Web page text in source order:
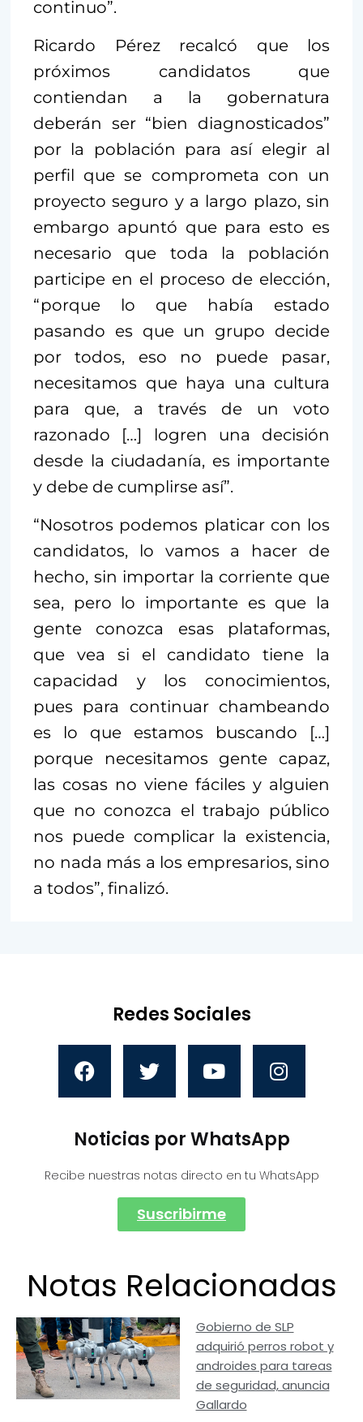
continuo”.
Ricardo Pérez recalcó que los
próximos candidatos que
contiendan a la gobernatura
deberán ser “bien diagnosticados”
por la población para así elegir al
perfil que se comprometa con un
proyecto seguro y a largo plazo, sin
embargo apuntó que para esto es
necesario que toda la población
participe en el proceso de elección,
“porque lo que había estado
pasando es que un grupo decide
por todos, eso no puede pasar,
necesitamos que haya una cultura
para que, a través de un voto
razonado […] logren una decisión
desde la ciudadanía, es importante
y debe de cumplirse así”.
“Nosotros podemos platicar con los
candidatos, lo vamos a hacer de
hecho, sin importar la corriente que
sea, pero lo importante es que la
gente conozca esas plataformas,
que vea si el candidato tiene la
capacidad y los conocimientos,
pues para continuar chambeando
es lo que estamos buscando […]
porque necesitamos gente capaz,
las cosas no viene fáciles y alguien
que no conozca el trabajo público
nos puede complicar la existencia,
no nada más a los empresarios, sino
a todos”, finalizó.
Redes Sociales
Noticias por WhatsApp
Recibe nuestras notas directo en tu WhatsApp
Suscribirme
Notas Relacionadas
Gobierno de SLP
adquirió perros robot y
androides para tareas
de seguridad, anuncia
Gallardo